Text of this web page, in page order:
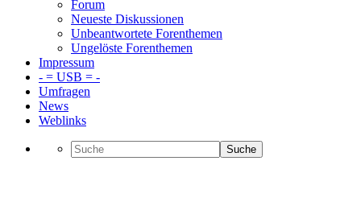
Forum
Neueste Diskussionen
Unbeantwortete Forenthemen
Ungelöste Forenthemen
Impressum
- = USB = -
Umfragen
News
Weblinks
Suche